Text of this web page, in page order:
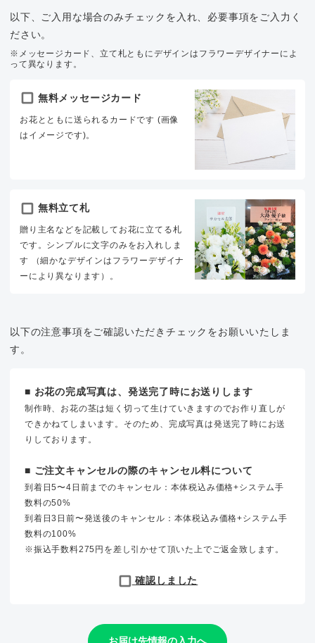
以下、ご入用な場合のみチェックを入れ、必要事項をご入力く
ださい。
※メッセージカード、立て札ともにデザインはフラワーデザイナーによ
って異なります。
無料メッセージカード
お花とともに送られるカードです (画像
はイメージです)。
無料立て札
贈り主名などを記載してお花に立てる札
です。シンプルに文字のみをお入れしま
す （細かなデザインはフラワーデザイナ
ーにより異なります）。
以下の注意事項をご確認いただきチェックをお願いいたしま
す。
■ お花の完成写真は、発送完了時にお送りします
制作時、お花の茎は短く切って生けていきますのでお作り直しが
できかねてしまいます。そのため、完成写真は発送完了時にお送
りしております。
■ ご注文キャンセルの際のキャンセル料について
到着日5〜4日前までのキャンセル：本体税込み価格+システム手
数料の50%
到着日3日前〜発送後のキャンセル：本体税込み価格+システム手
数料の100%
※振込手数料275円を差し引かせて頂いた上でご返金致します。
確認しました